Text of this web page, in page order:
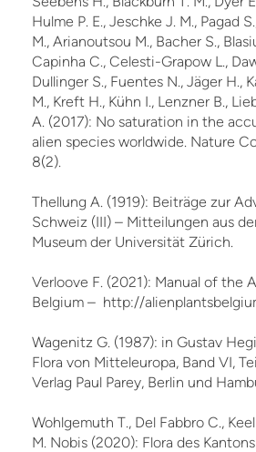
Hulme P. E., Jeschke J. M., Pagad
M., Arianoutsou M., Bacher S.,
Capinha C., Celesti-Grapow L.,
Dullinger S., Fuentes N., Jäger H.,
M., Kreft H., Kühn I., Lenzner B.,
A. (2017): No saturation in the
alien species worldwide. Nature
8(2).
Thellung A. (1919): Beiträge zur
Schweiz (III) – Mitteilungen aus
Museum der Universität Zürich.
Verloove F. (2021): Manual of the
Belgium – http://
Wagenitz G. (1987): in Gustav
Flora von Mitteleuropa, Band VI,
Verlag Paul Parey, Berlin und
Wohlgemuth T., Del Fabbro C.,
M. Nobis (2020): Flora des